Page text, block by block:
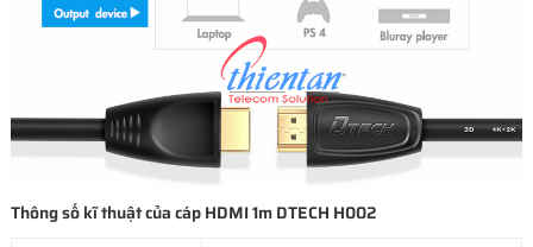
Thông số kĩ thuật của cáp HDMI 1m DTECH H002